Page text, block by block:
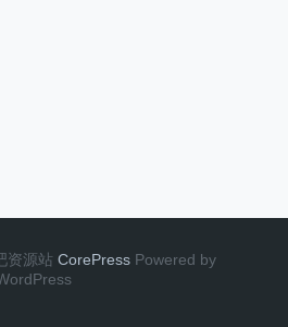
资源站 CorePress Powered by